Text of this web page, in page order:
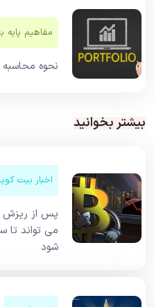
نحوه محاسبه
بیشتر بخوانید
اخبار بیت
پس از ریزش
شود